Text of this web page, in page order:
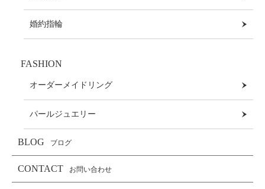
婚約指輪
FASHION
オーダーメイドリング
パールジュエリー
BLOG ブログ
CONTACT お問い合わせ